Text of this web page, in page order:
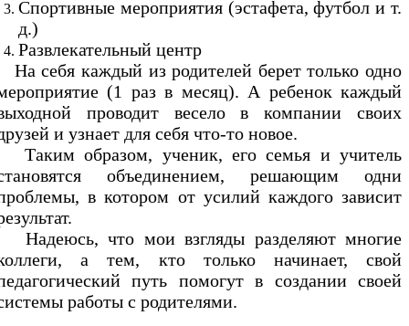
Спортивные мероприятия (эстафета, футбол и т.
д.)
Развлекательный центр
себя каждый из родителей берет только одно
(1 раз в месяц). А ребенок каждый
проводит весело в компании своих
и узнает для себя что-то новое.
образом, ученик, его семья и учитель
объединением, решающим одни
в котором от усилий каждого зависит
что мои взгляды разделяют многие
а тем, кто только начинает, свой
путь помогут в создании своей
работы с родителями.